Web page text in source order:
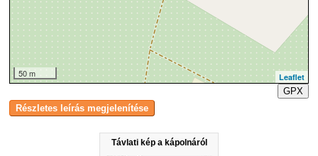
Távlati kép a kápolnáról
50 m
Leaflet
GPX